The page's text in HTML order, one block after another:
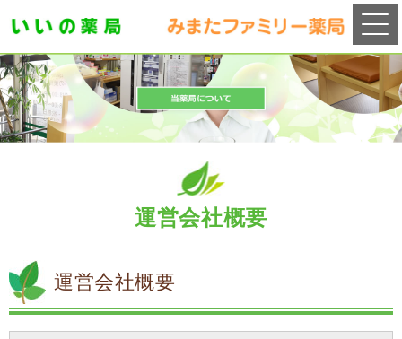
運営会社概要
運営会社概要